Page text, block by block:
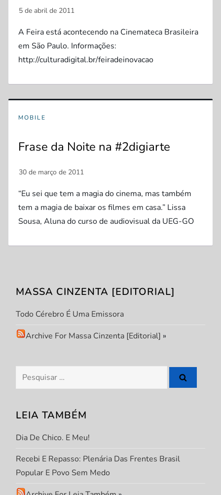
A Feira está acontecendo na Cinemateca Brasileira
em São Paulo. Informações:
http://culturadigital.br/feiradeinovacao
MOBILE
Frase da Noite na #2digiarte
“Eu sei que tem a magia do cinema, mas também
tem a magia de baixar os filmes em casa.” Lissa
Sousa, Aluna do curso de audiovisual da UEG-GO
MASSA CINZENTA [EDITORIAL]
Todo Cérebro É Uma Emissora
Archive For Massa Cinzenta [Editorial] »
Pesquisar
por:
LEIA TAMBÉM
Dia De Chico. E Meu!
Recebi E Repasso: Plenária Das Frentes Brasil
Popular E Povo Sem Medo